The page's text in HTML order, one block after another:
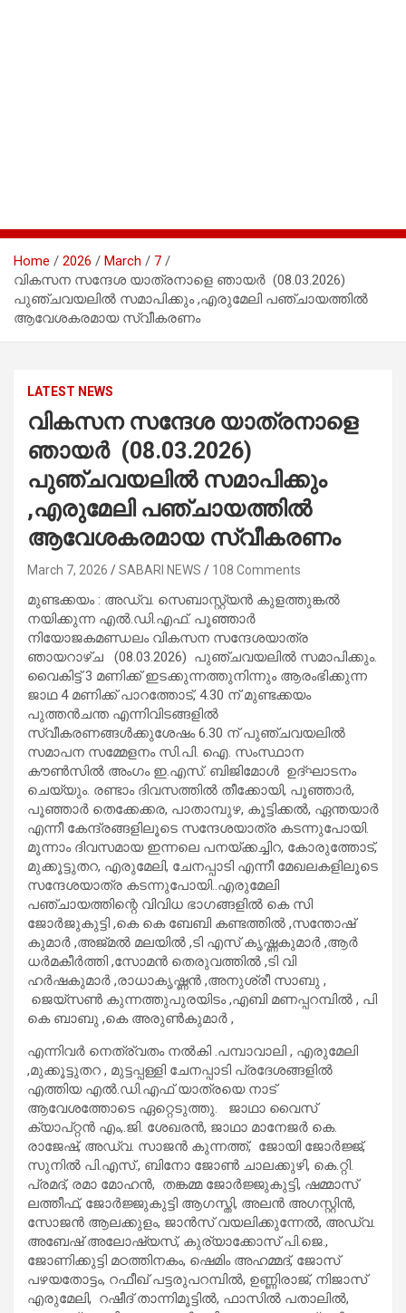
Home 2026 March
7
വികസന സന്ദേശ യാത്രനാളെ ഞായർ (08.03.2026)
പുഞ്ചവയലില്‍ സമാപിക്കും ,എരുമേലി പഞ്ചായത്തിൽ
ആവേശകരമായ സ്വീകരണം
LATEST NEWS
വികസന സന്ദേശ യാത്രനാളെ
ഞായർ (08.03.2026)
പുഞ്ചവയലില്‍ സമാപിക്കും
,എരുമേലി പഞ്ചായത്തിൽ
ആവേശകരമായ സ്വീകരണം
March 7, 2026 SABARI NEWS 108 Comments
മുണ്ടക്കയം : അഡ്വ. സെബാസ്റ്റ്യന്‍ കുളത്തുങ്കല്‍
നയിക്കുന്ന എല്‍.ഡി.എഫ്. പൂഞ്ഞാര്‍
നിയോജകമണ്ഡലം വികസന സന്ദേശയാത്ര
ഞായറാഴ്ച (08.03.2026) പുഞ്ചവയലില്‍ സമാപിക്കും.
വൈകിട്ട് 3 മണിക്ക് ഇടക്കുന്നത്തുനിന്നും ആരംഭിക്കുന്ന
ജാഥ 4 മണിക്ക് പാറത്തോട്, 4.30 ന് മുണ്ടക്കയം
പുത്തന്‍ചന്ത എന്നിവിടങ്ങളില്‍
സ്വീകരണങ്ങള്‍ക്കുശേഷം 6.30 ന് പുഞ്ചവയലില്‍
സമാപന സമ്മേളനം സി.പി. ഐ. സംസ്ഥാന
കൗണ്‍സില്‍ അംഗം ഇ.എസ്. ബിജിമോള്‍ ഉദ്ഘാടനം
ചെയ്യും. രണ്ടാം ദിവസത്തില്‍ തീക്കോയി, പൂഞ്ഞാര്‍,
പൂഞ്ഞാര്‍ തെക്കേക്കര, പാതാമ്പുഴ, കൂട്ടിക്കല്‍, ഏന്തയാര്‍
എന്നീ കേന്ദ്രങ്ങളിലൂടെ സന്ദേശയാത്ര കടന്നുപോയി.
മൂന്നാം ദിവസമായ ഇന്നലെ പനയ്ക്കച്ചിറ, കോരുത്തോട്,
മുക്കൂട്ടുതറ, എരുമേലി, ചേനപ്പാടി എന്നീ മേഖലകളിലൂടെ
സന്ദേശയാത്ര കടന്നുപോയി..എരുമേലി
പഞ്ചായത്തിന്റെ വിവിധ ഭാഗങ്ങളിൽ കെ സി
ജോർജുകുട്ടി ,കെ കെ ബേബി കണ്ടത്തിൽ ,സന്തോഷ്
കുമാർ ,അജ്മൽ മലയിൽ ,ടി എസ് കൃഷ്ണകുമാർ ,ആർ
ധർമകീർത്തി ,സോമൻ തെരുവത്തിൽ ,ടി വി
ഹർഷകുമാർ ,രാധാകൃഷ്ണൻ ,അനുശ്രീ സാബു ,
ജെയ്സൺ കുന്നത്തുപുരയിടം ,എബി മണപ്പറമ്പിൽ , പി
കെ ബാബു ,കെ അരുൺകുമാർ ,
എന്നിവർ നെത്ര്വതം നൽകി .പമ്പാവാലി , എരുമേലി
,മുക്കൂട്ടുതറ , മുട്ടപ്പള്ളി ചേനപ്പാടി പ്രദേശങ്ങളിൽ
എത്തിയ എൽ.ഡി.എഫ് യാത്രയെ നാട്
ആവേശത്തോടെ ഏറ്റെടുത്തു. ജാഥാ വൈസ്
ക്യാപ്റ്റന്‍ എം,.ജി. ശേഖരന്‍, ജാഥാ മാനേജര്‍ കെ.
രാജേഷ്, അഡ്വ. സാജന്‍ കുന്നത്ത്, ജോയി ജോര്‍ജ്ജ്,
സുനില്‍ പി.എസ്., ബിനോ ജോണ്‍ ചാലക്കുഴി, കെ.റ്റി.
പ്രമദ്, രമാ മോഹന്‍, തങ്കമ്മ ജോര്‍ജ്ജുകുട്ടി, ഷമ്മാസ്
ലത്തീഫ്, ജോര്‍ജ്ജുകുട്ടി ആഗസ്തി, അലന്‍ അഗസ്റ്റിന്‍,
സോജന്‍ ആലക്കുളം, ജാന്‍സ് വയലിക്കുന്നേല്‍, അഡ്വ.
അബേഷ് അലോഷ്യസ്, കുര്യാക്കോസ് പി.ജെ.,
ജോണിക്കുട്ടി മഠത്തിനകം, ഷെമിം അഹമ്മദ്, ജോസ്
പഴയതോട്ടം, റഫീഖ് പട്ടരുപറമ്പില്‍, ഉണ്ണിരാജ്, നിജാസ്
എരുമേലി, റഷീദ് താന്നിമൂട്ടില്‍, ഫാസില്‍ പതാലില്‍,